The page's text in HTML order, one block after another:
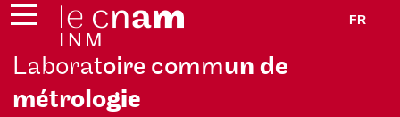
FR
Laboratoire commun de
métrologie